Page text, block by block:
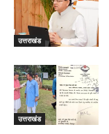
उत्तराखंड
उत्तराखंड